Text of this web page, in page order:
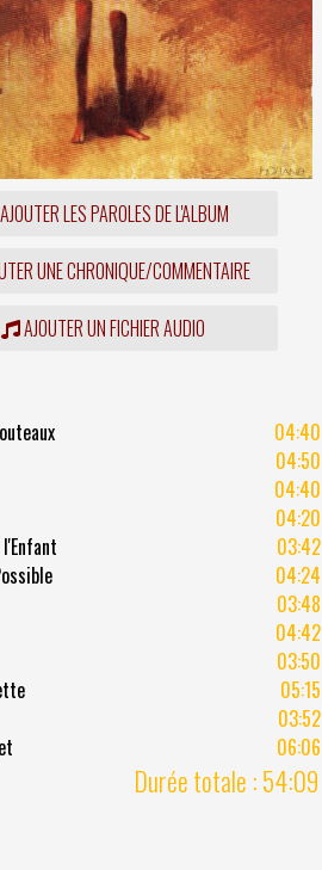
AJOUTER LES PAROLES DE L'ALBUM
UNE CHRONIQUE/COMMENTAIRE
AJOUTER UN FICHIER AUDIO
04:40
04:50
04:40
04:20
03:42
04:24
03:48
04:42
03:50
05:15
03:52
06:06
Durée totale : 54:09